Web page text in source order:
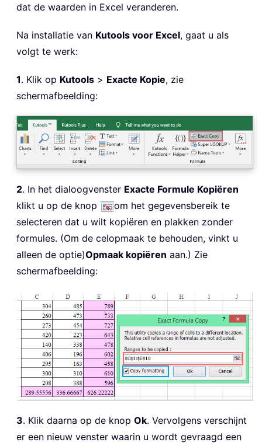
dat de waarden in Excel veranderen.
Na installatie van Kutools voor Excel, gaat u als
volgt te werk:
1. Klik op Kutools > Exacte Kopie, zie
schermafbeelding:
2. In het dialoogvenster Exacte Formule Kopiëren
klikt u op de knop
om het gegevensbereik te
selecteren dat u wilt kopiëren en plakken zonder
formules. (Om de celopmaak te behouden, vinkt u
alleen de optie)Opmaak kopiëren aan.) Zie
schermafbeelding:
3. Klik daarna op de knop Ok. Vervolgens verschijnt
er een nieuw venster waarin u wordt gevraagd een